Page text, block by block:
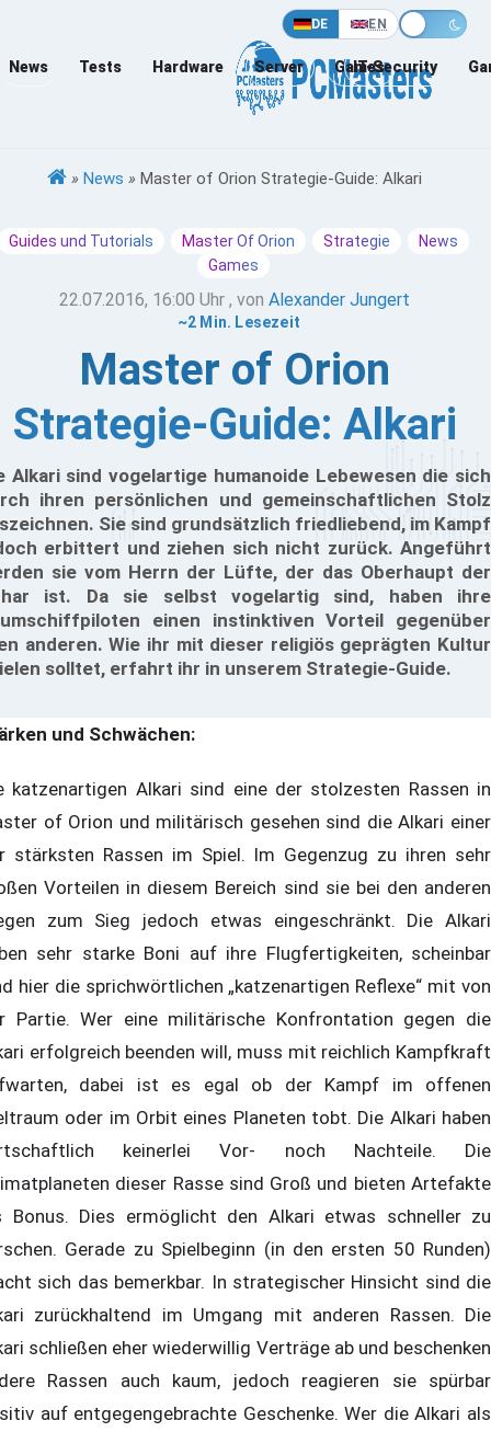
DE EN
News Tests Hardware Server Games
IT-Security
» News » Master of Orion Strategie-Guide: Alkari
Guides und Tutorials Master Of Orion Strategie
News
Games
22.07.2016, 16:00 Uhr , von Alexander Jungert
~2 Min. Lesezeit
Master of Orion
Strategie-Guide: Alkari
Alkari sind vogelartige humanoide Lebewesen die sich
ihren persönlichen und gemeinschaftlichen Stolz
Sie sind grundsätzlich friedliebend, im Kampf
erbittert und ziehen sich nicht zurück. Angeführt
sie vom Herrn der Lüfte, der das Oberhaupt der
ist. Da sie selbst vogelartig sind, haben ihre
einen instinktiven Vorteil gegenüber
anderen. Wie ihr mit dieser religiös geprägten Kultur
solltet, erfahrt ihr in unserem Strategie-Guide.
und Schwächen:
katzenartigen Alkari sind eine der stolzesten Rassen in
of Orion und militärisch gesehen sind die Alkari einer
stärksten Rassen im Spiel. Im Gegenzug zu ihren sehr
Vorteilen in diesem Bereich sind sie bei den anderen
zum Sieg jedoch etwas eingeschränkt. Die Alkari
sehr starke Boni auf ihre Flugfertigkeiten, scheinbar
hier die sprichwörtlichen „katzenartigen Reflexe“ mit von
Partie. Wer eine militärische Konfrontation gegen die
erfolgreich beenden will, muss mit reichlich Kampfkraft
dabei ist es egal ob der Kampf im offenen
oder im Orbit eines Planeten tobt. Die Alkari haben
keinerlei Vor- noch Nachteile. Die
dieser Rasse sind Groß und bieten Artefakte
Bonus. Dies ermöglicht den Alkari etwas schneller zu
Gerade zu Spielbeginn (in den ersten 50 Runden)
sich das bemerkbar. In strategischer Hinsicht sind die
zurückhaltend im Umgang mit anderen Rassen. Die
schließen eher wiederwillig Verträge ab und beschenken
Rassen auch kaum, jedoch reagieren sie spürbar
auf entgegengebrachte Geschenke. Wer die Alkari als